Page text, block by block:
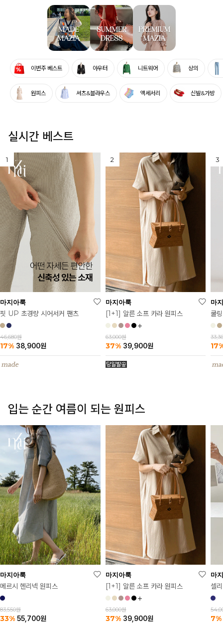
이번주 베스트 아우터 니트웨어 상의
원피스 셔츠&블라우스 액세서리 신발&가방
실시간 베스트
마지아룩
핏 UP 초경량 시어서커 팬츠
46,680원
17% 38,900원
마지아룩
[1+1] 알른 소프 카라 원피스
63,000원
37% 39,900원
마
쿨
입는 순간 여름이 되는 원피스
마지아룩
메르시 헨리넥 원피스
83,550원
33% 55,700원
마지아룩
[1+1] 알른 소프 카라 원피스
63,000원
37% 39,900원
마
셀
7%